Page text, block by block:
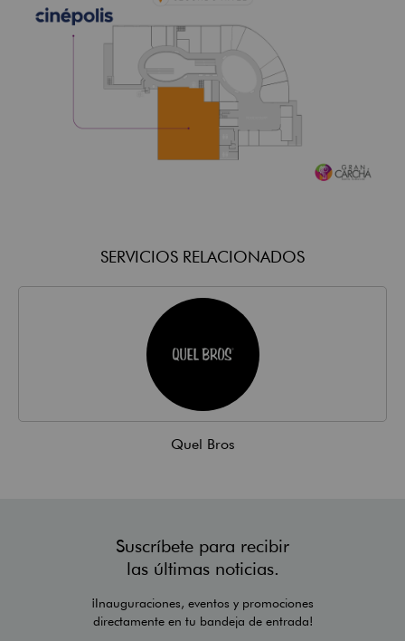
SERVICIOS RELACIONADOS
Quel Bros
Suscríbete para recibir
las últimas noticias.
¡Inauguraciones, eventos y promociones
directamente en tu bandeja de entrada!